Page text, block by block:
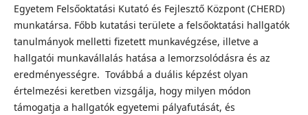
Egyetem Felsőoktatási Kutató és Fejlesztő Központ (CHERD)
munkatársa. Főbb kutatási területe a felsőoktatási hallgatók
tanulmányok melletti fizetett munkavégzése, illetve a
hallgatói munkavállalás hatása a lemorzsolódásra és az
eredményességre. Továbbá a duális képzést olyan
értelmezési keretben vizsgálja, hogy milyen módon
támogatja a hallgatók egyetemi pályafutását, és